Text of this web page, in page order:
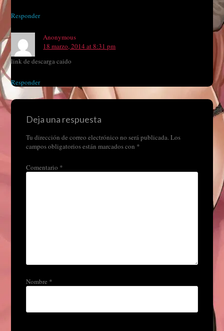
Responder
Anonymous
18 marzo, 2014 at 8:31 pm
link de descarga caido
Responder
Deja una respuesta
Tu dirección de correo electrónico no será publicada.Los
campos obligatorios están marcados con *
Comentario *
Nombre *